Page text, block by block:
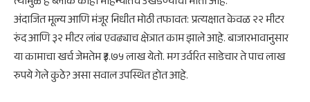
​अंदाजित मूल्य आणि मंजूर निधीत मोठी तफावत: प्रत्यक्षात केवळ २२ मीटर
रुंद आणि ३२ मीटर लांब एवढ्याच क्षेत्रात काम झाले आहे. बाजारभावानुसार
या कामाचा खर्च जेमतेम ₹३.७५ लाख येतो. मग उर्वरित साडेचार ते पाच लाख
रुपये गेले कुठे? असा सवाल उपस्थित होत आहे.